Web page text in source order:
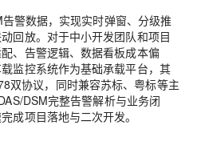
警数据，实现实时弹窗、分级推
回放。对于中小开发团队和项目
、告警逻辑、数据看板成本偏
监控系统作为基础承载平台，其
双协议，同时兼容苏标、粤标等主
DSM完整告警解析与业务闭
成项目落地与二次开发。